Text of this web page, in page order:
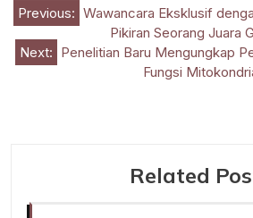
Post
navigation
Previous: Wawancara Eksklusif
Pikiran Seorang Juara
Next: Penelitian Baru Mengungkap
Fungsi
Related